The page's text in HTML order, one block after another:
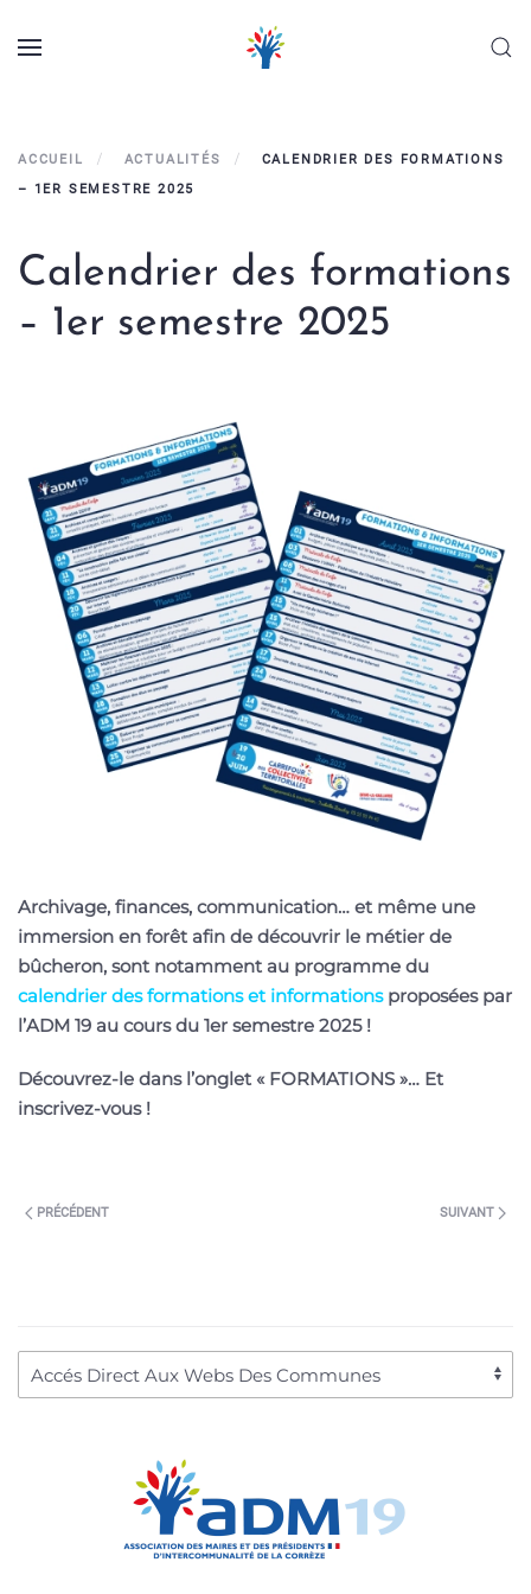
ACCUEIL ACTUALITÉS
CALENDRIER DES FORMATIONS
– 1ER SEMESTRE 2025
Calendrier des formations
– 1er semestre 2025
Archivage, finances, communication… et même une
immersion en forêt afin de découvrir le métier de
bûcheron, sont notamment au programme du
calendrier des formations et informations proposées par
l’ADM 19 au cours du 1er semestre 2025 !
Découvrez-le dans l’onglet « FORMATIONS »… Et
inscrivez-vous !
PRÉCÉDENT SUIVANT